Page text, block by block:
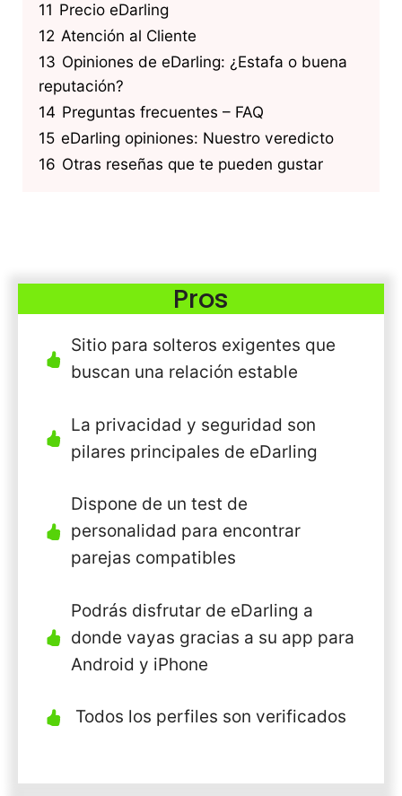
11 Precio eDarling
12 Atención al Cliente
13 Opiniones de eDarling: ¿Estafa o buena
reputación?
14 Preguntas frecuentes – FAQ
15 eDarling opiniones: Nuestro veredicto
16 Otras reseñas que te pueden gustar
Pros
Sitio para solteros exigentes que
buscan una relación estable
La privacidad y seguridad son
pilares principales de eDarling
Dispone de un test de
personalidad para encontrar
parejas compatibles
Podrás disfrutar de eDarling a
donde vayas gracias a su app para
Android y iPhone
Todos los perfiles son verificados